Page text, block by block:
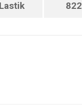
Lastik 822